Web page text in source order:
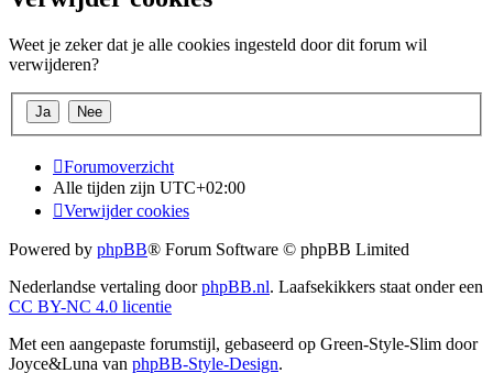
Weet je zeker dat je alle cookies ingesteld door dit forum wil
verwijderen?
Forumoverzicht
Alle tijden zijn UTC+02:00
Verwijder cookies
Powered by phpBB® Forum Software © phpBB Limited
Nederlandse vertaling doorphpBB.nl. Laafsekikkers staat onder een
CC BY-NC 4.0 licentie
Met een aangepaste forumstijl, gebaseerd op Green-Style-Slim door
Joyce&Luna van phpBB-Style-Design.